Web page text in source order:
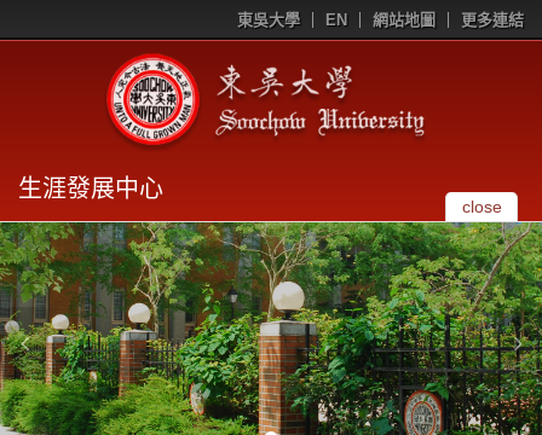
東吳大學 EN 網站地圖 更多連結
生涯發展中心
close